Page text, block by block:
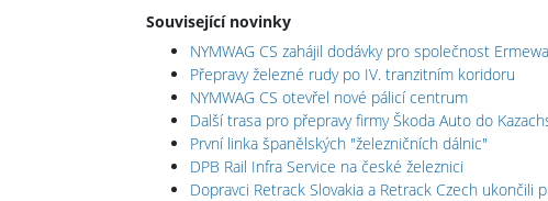
Související novinky
NYMWAG CS zahájil dodávky pro společnost Ermewa
Přepravy železné rudy po IV. tranzitním koridoru
NYMWAG CS otevřel nové pálicí centrum
Další trasa pro přepravy firmy Škoda Auto do
První linka španělských "železničních dálnic"
DPB Rail Infra Service na české železnici
Dopravci Retrack Slovakia a Retrack Czech ukončili